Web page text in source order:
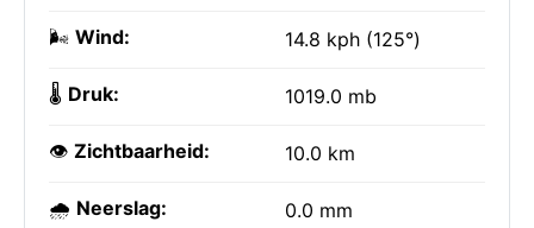
🌬️ Wind: 14.8 kph (125°)
🌡️ Druk: 1019.0 mb
👁️ Zichtbaarheid: 10.0 km
🌧️ Neerslag: 0.0 mm